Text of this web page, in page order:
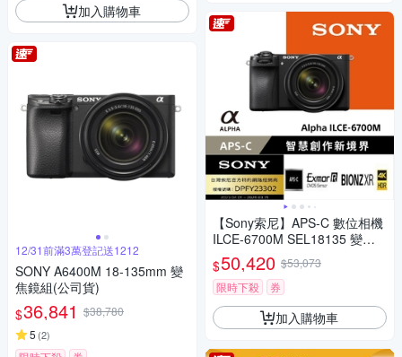
加入購物車
12/31前滿3萬登記送1212
SONY A6400M 18-135mm 變
焦鏡組(公司貨)
$36,841 $38,780
5 (2)
【Sony索尼】APS-C 數位相機
ILCE-6700M SEL18135 變焦
鏡組 (公司貨 保固18+6個月)
$50,420 $53,073
限時下殺
券
加入購物車